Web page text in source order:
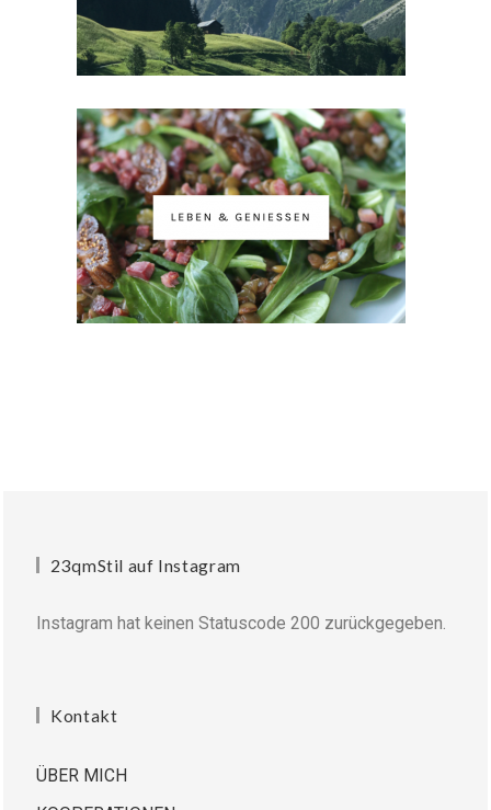
23qmStil auf Instagram
Instagram hat keinen Statuscode 200 zurückgegeben.
Kontakt
ÜBER MICH